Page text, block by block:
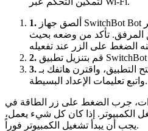
1.
المرفق. تأكد من وضعه بحيث
2.
3.
واتبع تعليمات الإعداد البسيطة.
جرب الضغط على زر الطاقة في
الكمبيوتر. إذا كان كل شيء يعمل،
يجب أن يبدأ تشغيل الكمبيوتر فوراً.